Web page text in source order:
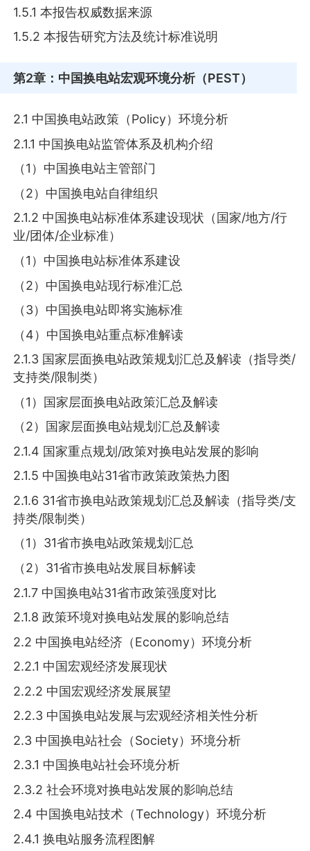
1.5.1 本报告权威数据来源
1.5.2 本报告研究方法及统计标准说明
第2章 ：中国换电站宏观环境分析（PEST）
2.1 中国换电站政策（Policy）环境分析
2.1.1 中国换电站监管体系及机构介绍
（1）中国换电站主管部门
（2）中国换电站自律组织
2.1.2 中国换电站标准体系建设现状（国家/地方/行
业/团体/企业标准）
（1）中国换电站标准体系建设
（2）中国换电站现行标准汇总
（3）中国换电站即将实施标准
（4）中国换电站重点标准解读
2.1.3 国家层面换电站政策规划汇总及解读（指导类/
支持类/限制类）
（1）国家层面换电站政策汇总及解读
（2）国家层面换电站规划汇总及解读
2.1.4 国家重点规划/政策对换电站发展的影响
2.1.5 中国换电站31省市政策政策热力图
2.1.6 31省市换电站政策规划汇总及解读（指导类/支
持类/限制类）
（1）31省市换电站政策规划汇总
（2）31省市换电站发展目标解读
2.1.7 中国换电站31省市政策强度对比
2.1.8 政策环境对换电站发展的影响总结
2.2 中国换电站经济（Economy）环境分析
2.2.1 中国宏观经济发展现状
2.2.2 中国宏观经济发展展望
2.2.3 中国换电站发展与宏观经济相关性分析
2.3 中国换电站社会（Society）环境分析
2.3.1 中国换电站社会环境分析
2.3.2 社会环境对换电站发展的影响总结
2.4 中国换电站技术（Technology）环境分析
2.4.1 换电站服务流程图解